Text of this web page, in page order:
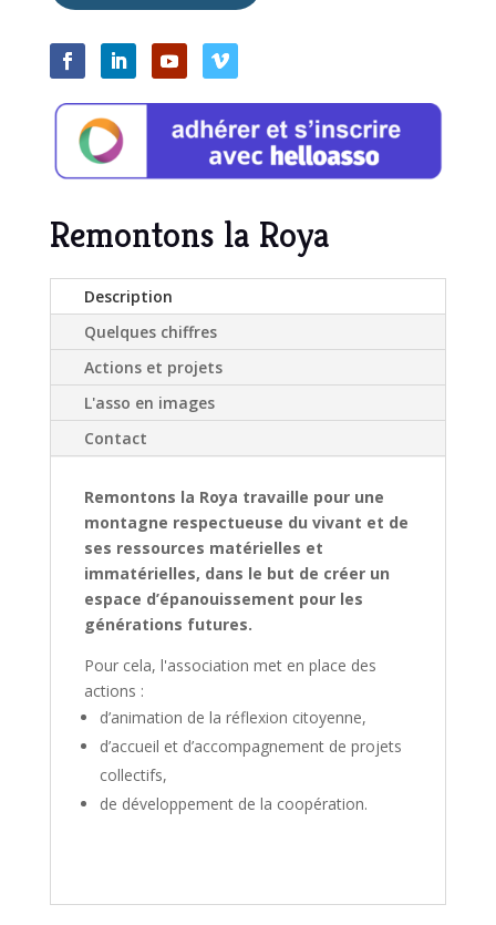
Remontons la Roya
Description
Quelques chiffres
Actions et projets
L'asso en images
Contact
Remontons la Roya travaille pour une
montagne respectueuse du vivant et de
ses ressources matérielles et
immatérielles, dans le but de créer un
espace d’épanouissement pour les
générations futures.
Pour cela, l'association met en place des
actions :
d’animation de la réflexion citoyenne,
d’accueil et d’accompagnement de projets
collectifs,
de développement de la coopération.